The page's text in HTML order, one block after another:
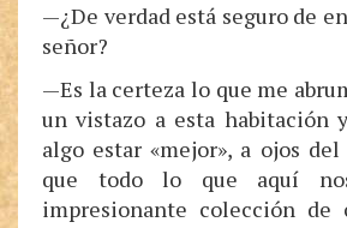
—¿De verdad está seguro de
señor?
—Es la certeza lo que me
un vistazo a esta habitación
algo estar «mejor», a ojos
que todo lo que aquí
impresionante colección de